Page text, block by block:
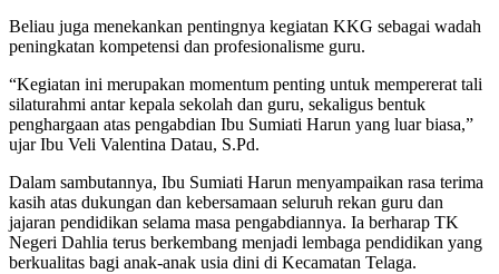
Beliau juga menekankan pentingnya kegiatan KKG sebagai wadah
peningkatan kompetensi dan profesionalisme guru.
“Kegiatan ini merupakan momentum penting untuk mempererat tali
silaturahmi antar kepala sekolah dan guru, sekaligus bentuk
penghargaan atas pengabdian Ibu Sumiati Harun yang luar biasa,”
ujar Ibu Veli Valentina Datau, S.Pd.
Dalam sambutannya, Ibu Sumiati Harun menyampaikan rasa terima
kasih atas dukungan dan kebersamaan seluruh rekan guru dan
jajaran pendidikan selama masa pengabdiannya. Ia berharap TK
Negeri Dahlia terus berkembang menjadi lembaga pendidikan yang
berkualitas bagi anak-anak usia dini di Kecamatan Telaga.